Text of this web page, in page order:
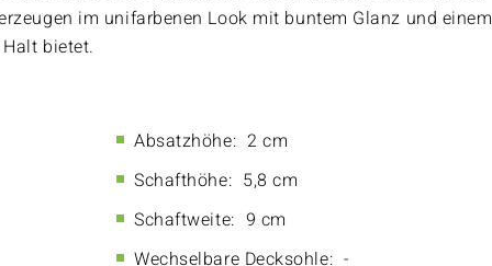
im unifarbenen Look mit buntem Glanz und einem
bietet.
Absatzhöhe: 2 cm
Schafthöhe: 5,8 cm
Schaftweite: 9 cm
Wechselbare Decksohle: -